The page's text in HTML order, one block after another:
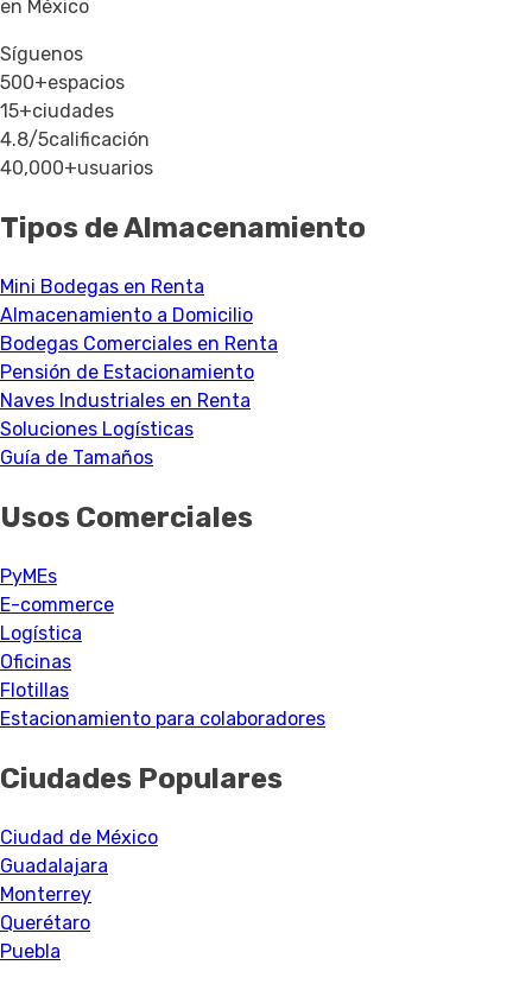
en México
Síguenos
500+espacios
15+ciudades
4.8/5calificación
40,000+usuarios
Tipos de Almacenamiento
Mini Bodegas en Renta
Almacenamiento a Domicilio
Bodegas Comerciales en Renta
Pensión de Estacionamiento
Naves Industriales en Renta
Soluciones Logísticas
Guía de Tamaños
Usos Comerciales
PyMEs
E-commerce
Logística
Oficinas
Flotillas
Estacionamiento para colaboradores
Ciudades Populares
Ciudad de México
Guadalajara
Monterrey
Querétaro
Puebla